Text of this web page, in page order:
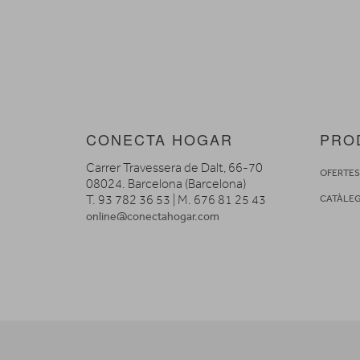
CONECTA HOGAR
Carrer Travessera de Dalt, 66-70
08024. Barcelona (Barcelona)
T. 93 782 36 53 | M. 676 81 25 43
online@conectahogar.com
OFERTES